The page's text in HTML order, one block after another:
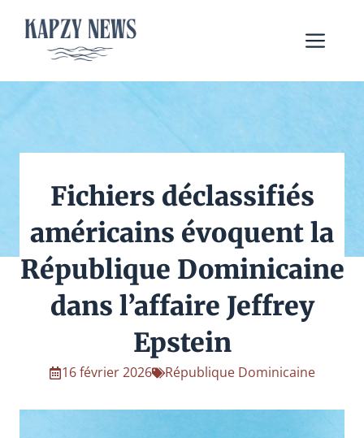
contenu
Fichiers déclassifiés
américains évoquent la
République Dominicaine
dans l’affaire Jeffrey
Epstein
16 février 2026 République Dominicaine